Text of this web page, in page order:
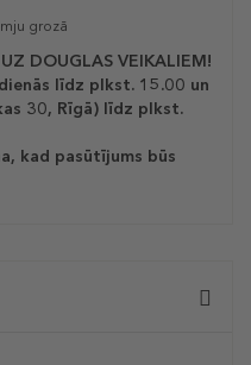
grozā
DOUGLAS VEIKALIEM!
līdz plkst. 15.00 un
30, Rīgā) līdz plkst.
kad pasūtījums būs